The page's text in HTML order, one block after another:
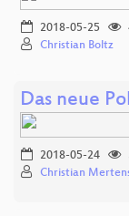
2018-05-25
Christian Boltz
Das neue
2018-05-24
Christian